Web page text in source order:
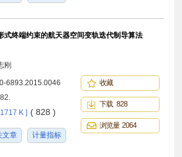
式终端约束的航天器空间变轨迭代制导算法
刚
6893.2015.0046
K ] ( 828 )
文章 计量指标
收藏
下载 828
浏览量 2064